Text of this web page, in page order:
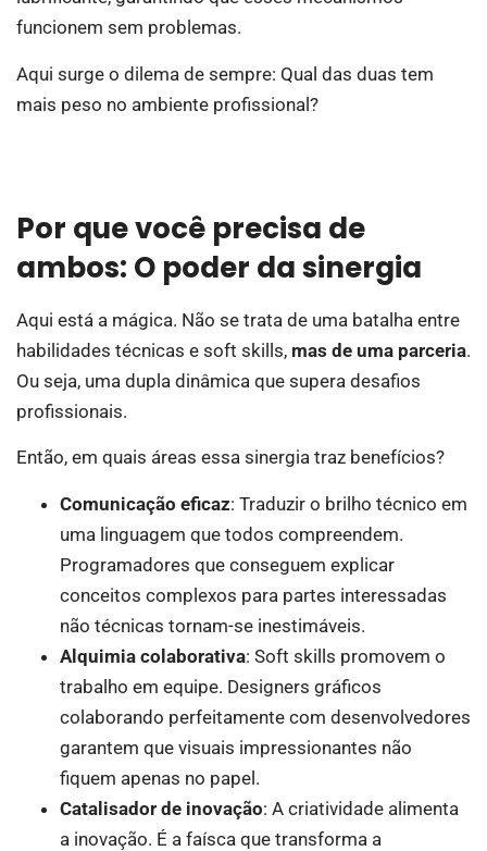
funcionem sem problemas.
Aqui surge o dilema de sempre: Qual das duas tem
mais peso no ambiente profissional?
Por que você precisa de
ambos: O poder da sinergia
Aqui está a mágica. Não se trata de uma batalha entre
habilidades técnicas e soft skills, mas de uma parceria.
Ou seja, uma dupla dinâmica que supera desafios
profissionais.
Então, em quais áreas essa sinergia traz benefícios?
Comunicação eficaz: Traduzir o brilho técnico em
uma linguagem que todos compreendem.
Programadores que conseguem explicar
conceitos complexos para partes interessadas
não técnicas tornam-se inestimáveis.
Alquimia colaborativa: Soft skills promovem o
trabalho em equipe. Designers gráficos
colaborando perfeitamente com desenvolvedores
garantem que visuais impressionantes não
fiquem apenas no papel.
Catalisador de inovação: A criatividade alimenta
a inovação. É a faísca que transforma a